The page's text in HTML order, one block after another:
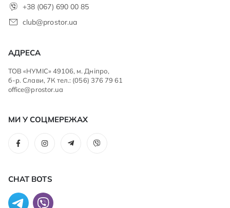
+38 (067) 690 00 85
club@prostor.ua
АДРЕСА
ТОВ «НУМІС» 49106, м. Дніпро,
б-р. Слави, 7К тел.: (056) 376 79 61
office@prostor.ua
МИ У СОЦМЕРЕЖАХ
CHAT BOTS